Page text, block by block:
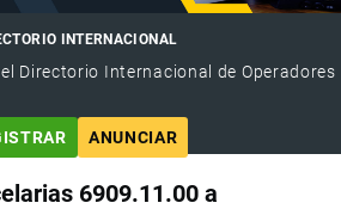
INTERNACIONAL
Directorio Internacional de Operadores
ANUNCIAR
6909.11.00 a